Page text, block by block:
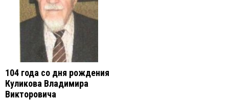
104 года со дня рождения
Куликова Владимира
Викторовича